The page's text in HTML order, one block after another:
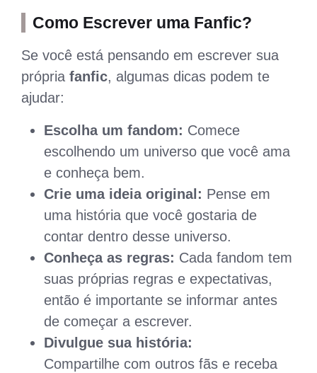
Como Escrever uma Fanfic?
Se você está pensando em escrever sua
própria fanfic, algumas dicas podem te
ajudar:
Escolha um fandom: Comece
escolhendo um universo que você ama
e conheça bem.
Crie uma ideia original: Pense em
uma história que você gostaria de
contar dentro desse universo.
Conheça as regras: Cada fandom tem
suas próprias regras e expectativas,
então é importante se informar antes
de começar a escrever.
Divulgue sua história:
Compartilhe com outros fãs e receba